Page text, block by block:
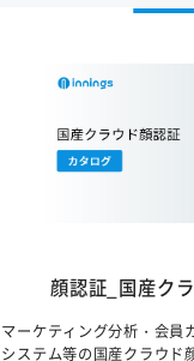
顔認証_国産ク
マーケティング分析・会員
システム等の国産クラウド